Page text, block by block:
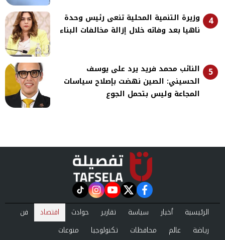
4
وزيرة التنمية المحلية تنعى رئيس وحدة
ناهيا بعد وفاته خلال إزالة مخالفات البناء
5
النائب محمد فريد يرد على يوسف
الحسيني: الصين نهضت بإصلاح سياسات
المجاعة وليس بتحمل الجوع
facebook
twitter
youtube
instagram
tiktok
الرئيسية أخبار سياسة تقارير حوادث اقتصاد
فن
رياضة
عالم محافظات تكنولوجيا منوعات